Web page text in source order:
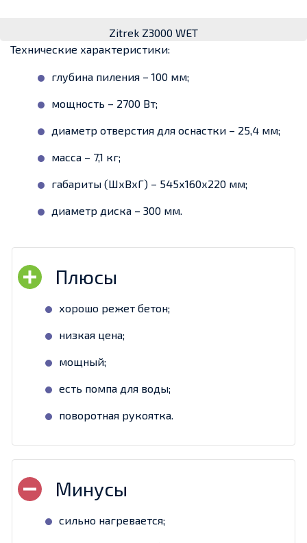
Zitrek Z3000 WET
Технические характеристики:
глубина пиления – 100 мм;
мощность – 2700 Вт;
диаметр отверстия для оснастки – 25,4 мм;
масса – 7,1 кг;
габариты (ШхВхГ) – 545х160х220 мм;
диаметр диска – 300 мм.
хорошо режет бетон;
низкая цена;
мощный;
есть помпа для воды;
поворотная рукоятка.
сильно нагревается;